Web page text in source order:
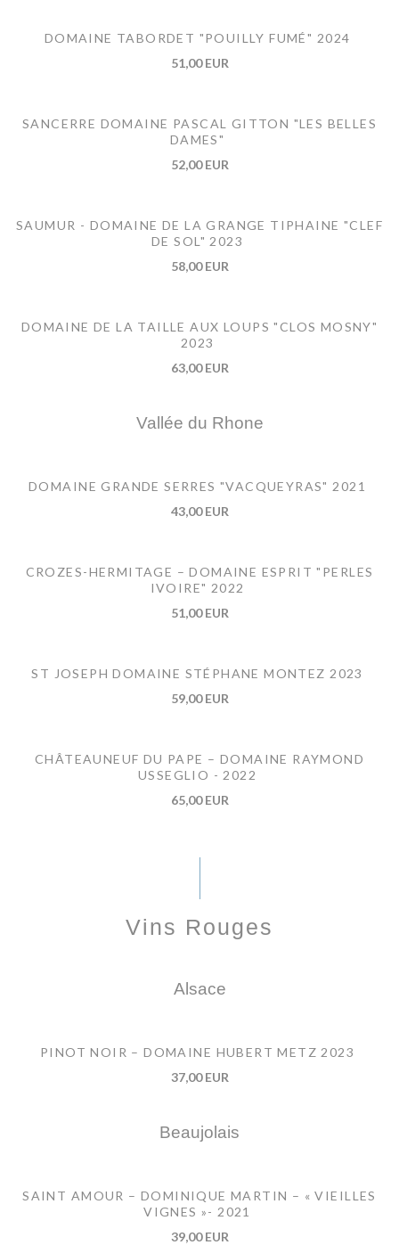
DOMAINE TABORDET "POUILLY FUMÉ" 2024
51,00 EUR
SANCERRE DOMAINE PASCAL GITTON "LES BELLES
DAMES"
52,00 EUR
SAUMUR - DOMAINE DE LA GRANGE TIPHAINE "CLEF
DE SOL" 2023
58,00 EUR
DOMAINE DE LA TAILLE AUX LOUPS "CLOS MOSNY"
2023
63,00 EUR
Vallée du Rhone
DOMAINE GRANDE SERRES "VACQUEYRAS" 2021
43,00 EUR
CROZES-HERMITAGE – DOMAINE ESPRIT "PERLES
IVOIRE" 2022
51,00 EUR
ST JOSEPH DOMAINE STÉPHANE MONTEZ 2023
59,00 EUR
CHÂTEAUNEUF DU PAPE – DOMAINE RAYMOND
USSEGLIO - 2022
65,00 EUR
Vins Rouges
Alsace
PINOT NOIR – DOMAINE HUBERT METZ 2023
37,00 EUR
Beaujolais
SAINT AMOUR – DOMINIQUE MARTIN – « VIEILLES
VIGNES »- 2021
39,00 EUR